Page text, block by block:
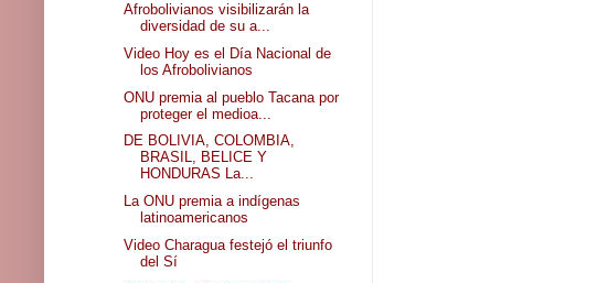
Afrobolivianos visibilizarán la
diversidad de su a...
Video Hoy es el Día Nacional de
los Afrobolivianos
ONU premia al pueblo Tacana por
proteger el medioa...
DE BOLIVIA, COLOMBIA,
BRASIL, BELICE Y
HONDURAS La...
La ONU premia a indígenas
latinoamericanos
Video Charagua festejó el triunfo
del Sí